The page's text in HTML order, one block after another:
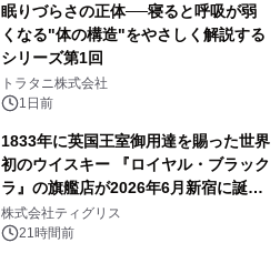
眠りづらさの正体──寝ると呼吸が弱
くなる"体の構造"をやさしく解説する
シリーズ第1回
トラタニ株式会社
1日前
1833年に英国王室御用達を賜った世界
初のウイスキー 『ロイヤル・ブラック
ラ』の旗艦店が2026年6月新宿に誕
生 バカルディ ジャパンと連携した
没入型バー「BAR Arca」
株式会社ティグリス
21時間前